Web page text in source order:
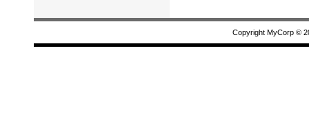
Copyright MyCorp ©